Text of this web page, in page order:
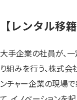
【レンタル移
大手企業の社員が、
り組みを行う、株式会
ンチャー企業の現場